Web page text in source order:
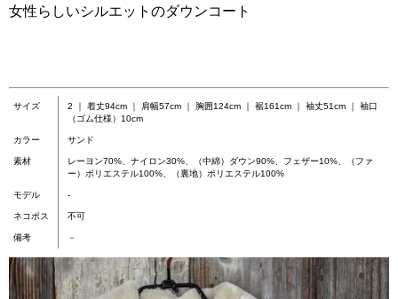
女性らしいシルエットのダウンコート
サイズ
2 ｜ 着丈94cm ｜ 肩幅57cm ｜ 胸囲124cm ｜ 裾161cm ｜ 袖丈51cm ｜ 袖口
（ゴム仕様）10cm
カラー サンド
素材
レーヨン70%、ナイロン30%、（中綿）ダウン90%、フェザー10%、（ファ
ー）ポリエステル100%、（裏地）ポリエステル100%
モデル -
ネコポス 不可
備考 －